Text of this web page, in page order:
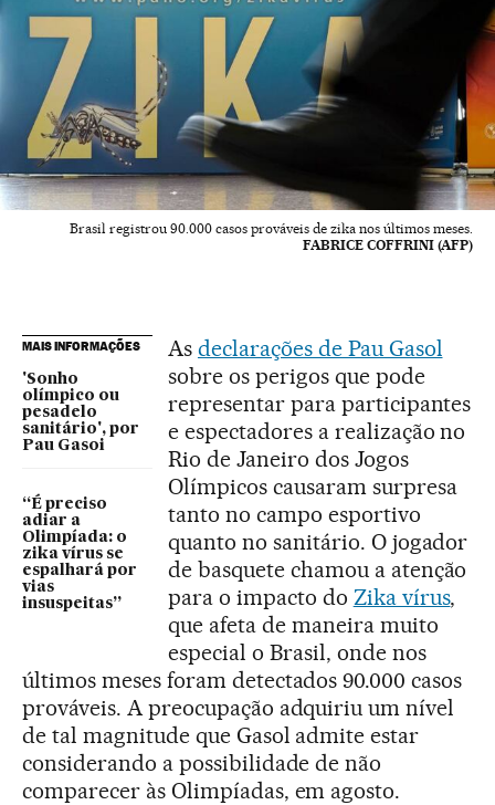
Brasil registrou 90.000 casos prováveis de zika nos últimos meses.
FABRICE COFFRINI (AFP)
MAIS INFORMAÇÕES
'Sonho
olímpico ou
pesadelo
sanitário', por
Pau Gasoi
“É preciso
adiar a
Olimpíada: o
zika vírus se
espalhará por
vias
insuspeitas”
As declarações de Pau Gasol
sobre os perigos que pode
representar para participantes
e espectadores a realização no
Rio de Janeiro dos Jogos
Olímpicos causaram surpresa
tanto no campo esportivo
quanto no sanitário. O jogador
de basquete chamou a atenção
para o impacto do Zika vírus,
que afeta de maneira muito
especial o Brasil, onde nos
últimos meses foram detectados 90.000 casos
prováveis. A preocupação adquiriu um nível
de tal magnitude que Gasol admite estar
considerando a possibilidade de não
comparecer às Olimpíadas, em agosto.